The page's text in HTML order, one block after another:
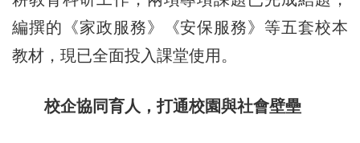
編撰的《家政服務》《安保服務》等五套校本
教材，現已全面投入課堂使用。
校企協同育人，打通校園與社會壁壘